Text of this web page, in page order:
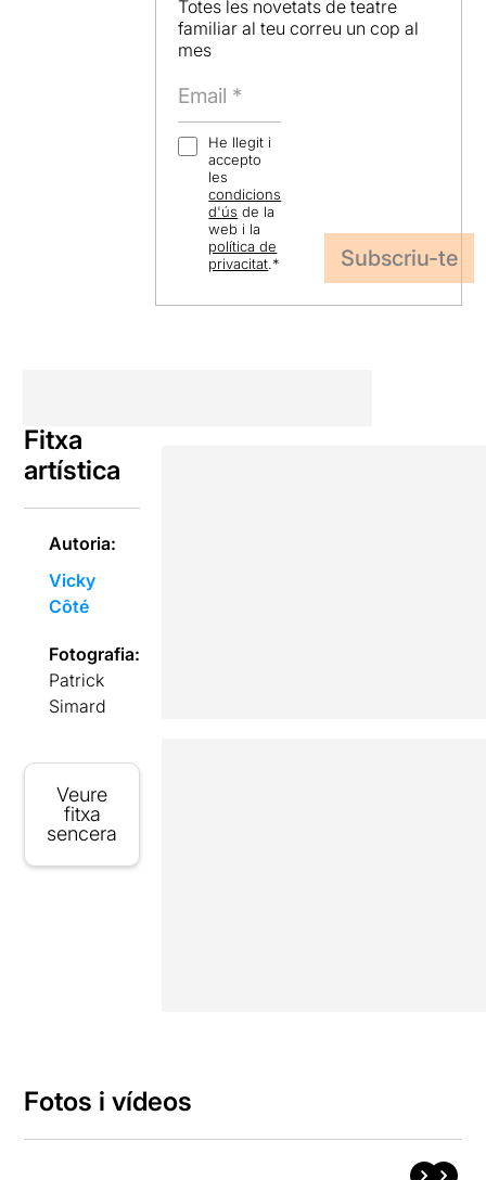
Totes les novetats de teatre
familiar al teu correu un cop al
mes
He llegit i
accepto
les
condicions
d'ús de la
web i la
política de
privacitat.*
Fitxa
artística
Autoria:
Vicky
Côté
Fotografia:
Patrick
Simard
Veure
fitxa
sencera
Fotos i vídeos